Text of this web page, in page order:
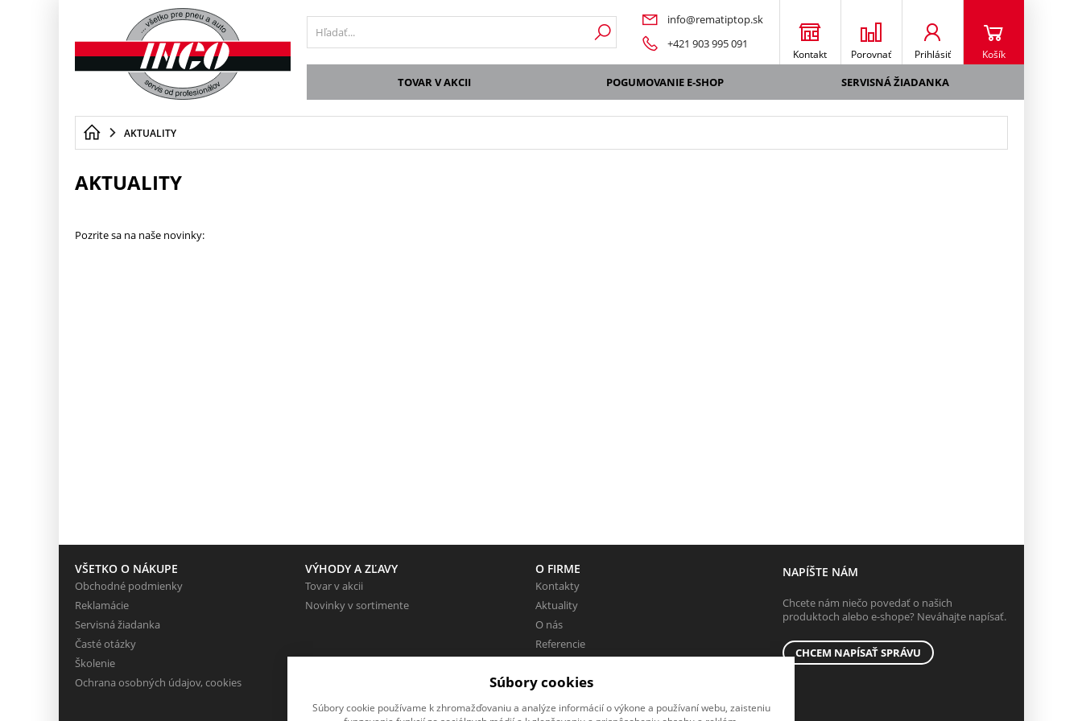
info@rematiptop.sk
+421 903 995 091
Kontakt Porovnať Prihlásiť Košík
TOVAR V AKCII POGUMOVANIE E-SHOP SERVISNÁ ŽIADANKA
AKTUALITY
AKTUALITY
Pozrite sa na naše novinky:
VŠETKO O NÁKUPE
Obchodné podmienky
Reklamácie
Servisná žiadanka
Časté otázky
Školenie
Ochrana osobných údajov, cookies
VÝHODY A ZĽAVY
Tovar v akcii
Novinky v sortimente
O FIRME
Kontakty
Aktuality
O nás
Referencie
Zaujímavé odkazy
NAPÍŠTE NÁM
Chcete nám niečo povedať o našich
produktoch alebo e-shope? Neváhajte napísať.
CHCEM NAPÍSAŤ SPRÁVU
Súbory cookies
Súbory cookie používame k zhromažďovaniu a analýze informácií o výkone a používaní webu, zaisteniu